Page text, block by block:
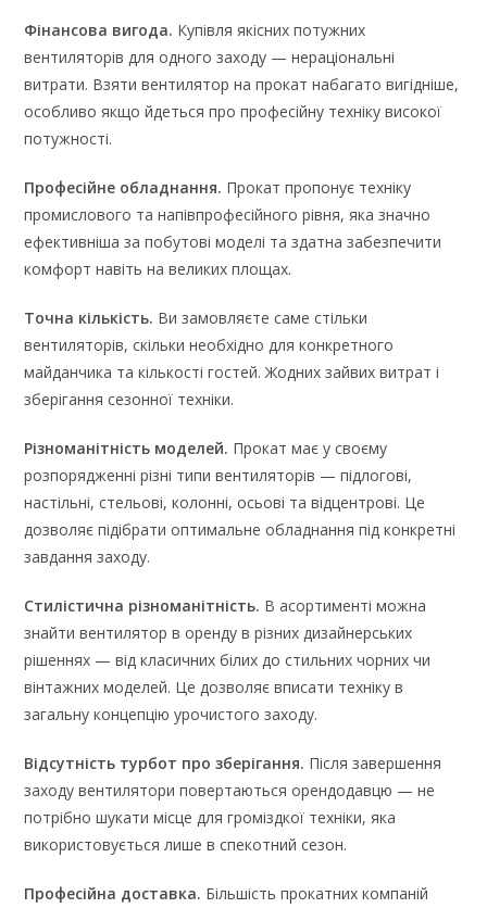
Фінансова вигода. Купівля якісних потужних
вентиляторів для одного заходу — нераціональні
витрати. Взяти вентилятор на прокат набагато вигідніше,
особливо якщо йдеться про професійну техніку високої
потужності.
Професійне обладнання. Прокат пропонує техніку
промислового та напівпрофесійного рівня, яка значно
ефективніша за побутові моделі та здатна забезпечити
комфорт навіть на великих площах.
Точна кількість. Ви замовляєте саме стільки
вентиляторів, скільки необхідно для конкретного
майданчика та кількості гостей. Жодних зайвих витрат і
зберігання сезонної техніки.
Різноманітність моделей. Прокат має у своєму
розпорядженні різні типи вентиляторів — підлогові,
настільні, стельові, колонні, осьові та відцентрові. Це
дозволяє підібрати оптимальне обладнання під конкретні
завдання заходу.
Стилістична різноманітність. В асортименті можна
знайти вентилятор в оренду в різних дизайнерських
рішеннях — від класичних білих до стильних чорних чи
вінтажних моделей. Це дозволяє вписати техніку в
загальну концепцію урочистого заходу.
Відсутність турбот про зберігання. Після завершення
заходу вентилятори повертаються орендодавцю — не
потрібно шукати місце для громіздкої техніки, яка
використовується лише в спекотний сезон.
Професійна доставка. Більшість прокатних компаній